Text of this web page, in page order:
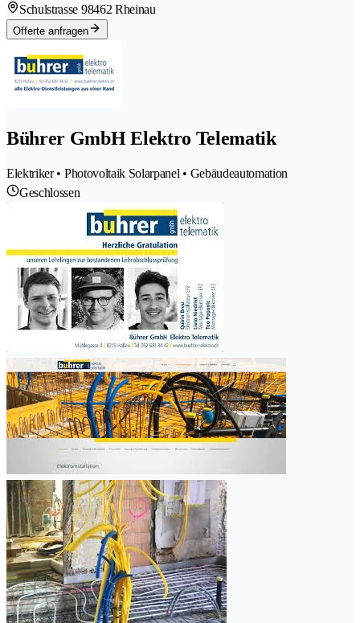
Schulstrasse 98462 Rheinau
Offerte anfragen
Bührer GmbH Elektro Telematik
Elektriker • Photovoltaik Solarpanel • Gebäudeautomation
Geschlossen